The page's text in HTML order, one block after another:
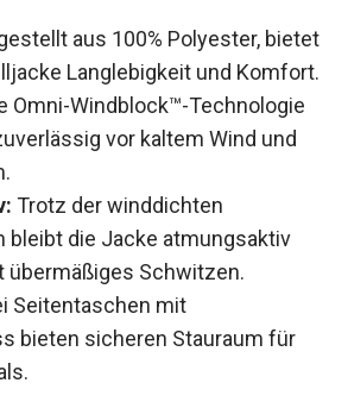
Langlebigkeit und
Omni-Windblock™-Technologie
vor kaltem Wind und
Trotz der winddichten
bleibt die Jacke atmungsaktiv
übermäßiges Schwitzen.
Seitentaschen mit
bieten sicheren Stauraum für